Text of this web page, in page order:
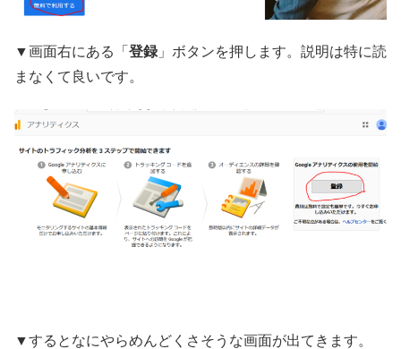
▼画面右にある「 登録 」ボタンを押します。説明は特に読
まなくて良いです。
▼するとなにやらめんどくさそうな画面が出てきます。